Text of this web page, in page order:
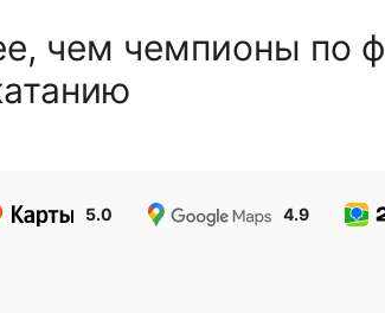
чем чемпионы по
5.0 4.9